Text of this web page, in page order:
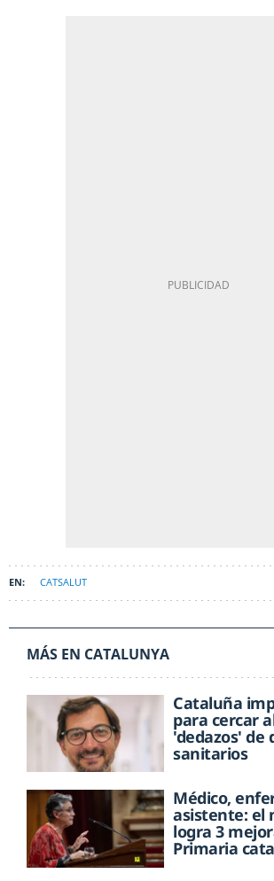
CATSALUT
MÁS EN CATALUNYA
Cataluña
para cercar
'dedazos' de
sanitarios
Médico,
asistente: el
logra 3
Primaria